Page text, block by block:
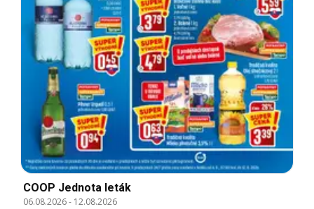
COOP Jednota leták
06.08.2026- 12.08.2026